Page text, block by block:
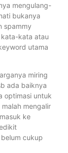
mengulang-
bukanya
spammy
kata atau
utama
miring
ada baiknya
optimasi untuk
mengalir
ke
cukup